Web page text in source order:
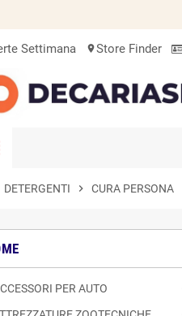
Settimana location_onStore Finder
DETERGENTI chevron_right CURA PERSONA
PER AUTO